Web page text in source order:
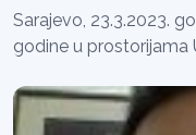
Sarajevo, 23.3.2023.
godine u prostorijama